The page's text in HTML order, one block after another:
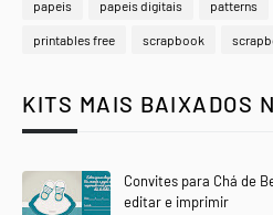
papeis papeis digitais patterns
printables free scrapbook
KITS MAIS BAIXADOS
Convites para Chá de
editar e imprimir